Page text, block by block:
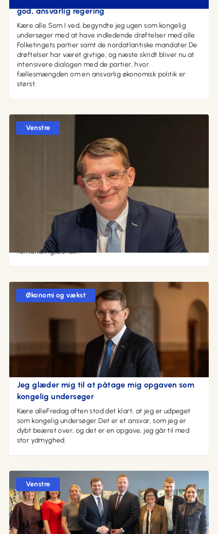
god, ansvarlig regering
Kære alle.Som I ved, begyndte jeg ugen som kongelig
undersøger med at have indledende drøftelser med alle
Folketingets partier samt de nordatlantiske mandater.De
drøftelser har været givtige, og næste skridt bliver nu at
intensivere dialogen med de partier, hvor
fællesmængden om en ansvarlig økonomisk politik er
størst.
Venstre
Første dag ved forhandlingsbordet
Kære alleKlokken har rundet 22, og Sophie Løhde,
Stephanie Lose og jeg har netop afsluttet første dag ved
forhandlingsbordet.
Økonomi og vækst
Jeg glæder mig til at påtage mig opgaven som
kongelig undersøger
Kære alleFredag aften stod det klart, at jeg er udpeget
som kongelig undersøger.Det er et ansvar, som jeg er
dybt beæret over, og det er en opgave, jeg går til med
stor ydmyghed.
Venstre